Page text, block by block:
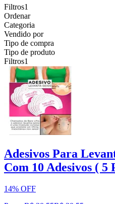
Filtros1
Ordenar
Categoria
Vendido por
Tipo de compra
Tipo de produto
Filtros1
Adesivos Para
Com 10 Adesivos (
14% OFF